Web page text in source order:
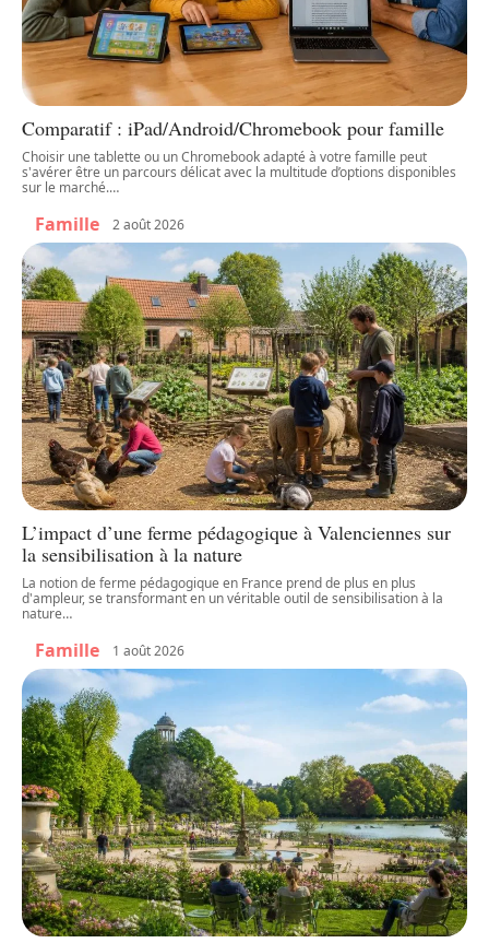
Comparatif : iPad/Android/Chromebook pour famille
Choisir une tablette ou un Chromebook adapté à votre famille peut
s'avérer être un parcours délicat avec la multitude d’options disponibles
sur le marché.…
Famille 2 août 2026
L’impact d’une ferme pédagogique à Valenciennes sur
la sensibilisation à la nature
La notion de ferme pédagogique en France prend de plus en plus
d'ampleur, se transformant en un véritable outil de sensibilisation à la
nature…
Famille 1 août 2026